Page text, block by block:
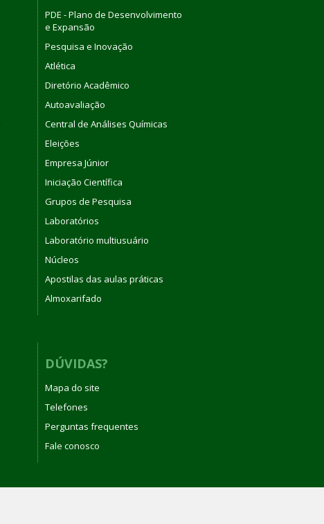
PDE - Plano de Desenvolvimento
e Expansão
Pesquisa e Inovação
Atlética
Diretório Acadêmico
Autoavaliação
Central de Análises Químicas
Eleições
Empresa Júnior
Iniciação Científica
Grupos de Pesquisa
Laboratórios
Laboratório multiusuário
Núcleos
Apostilas das aulas práticas
Almoxarifado
DÚVIDAS?
Mapa do site
Telefones
Perguntas frequentes
Fale conosco